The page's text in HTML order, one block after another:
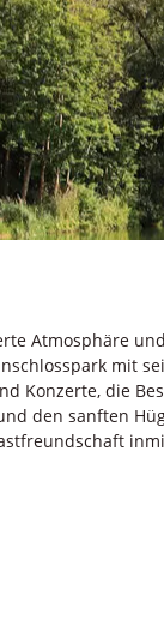
Atmosphäre
mit
Konzerte, die
den sanften